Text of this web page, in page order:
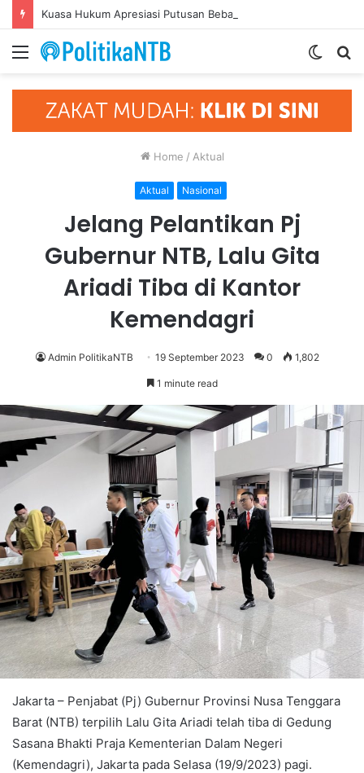
Menu
Switch
Home / Aktual
Aktual Nasional
Jelang Pelantikan Pj
Gubernur NTB, Lalu Gita
Ariadi Tiba di Kantor
Kemendagri
Admin PolitikaNTB 19 September 2023 0 1,802
1 minute read
Jakarta – Penjabat (Pj) Gubernur Provinsi Nusa Tenggara
Barat (NTB) terpilih Lalu Gita Ariadi telah tiba di Gedung
Sasana Bhakti Praja Kementerian Dalam Negeri
(Kemendagri), Jakarta pada Selasa (19/9/2023) pagi.